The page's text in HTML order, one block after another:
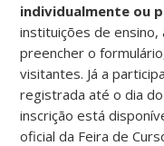
individualmente ou
instituições de
preencher o
visitantes. Já a
registrada até o dia
inscrição está
oficial da Feira de